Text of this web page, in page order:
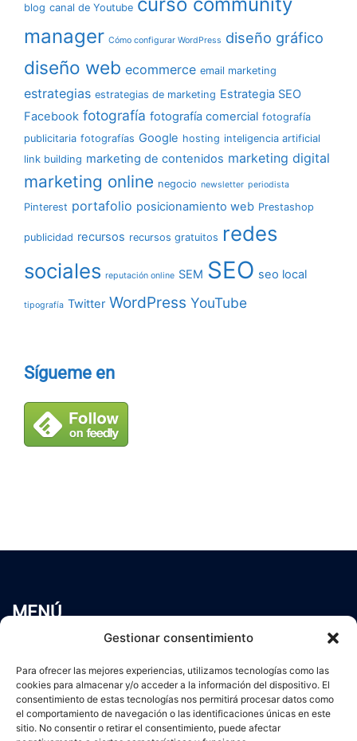
Gestionar consentimiento
Para ofrecer las mejores experiencias, utilizamos tecnologías como las
cookies para almacenar y/o acceder a la información del dispositivo. El
consentimiento de estas tecnologías nos permitirá procesar datos como
el comportamiento de navegación o las identificaciones únicas en este
sitio. No consentir o retirar el consentimiento, puede afectar
blog canal de Youtube
manager Cómo configurar WordPress diseño gráfico
diseño web ecommerce email marketing
estrategias estrategias de marketing Estrategia SEO
Facebook fotografía fotografía comercial fotografía
publicitaria fotografías Google hosting inteligencia artificial
link building marketing de contenidos marketing digital
marketing online negocio newsletter periodista
Pinterest portafolio posicionamiento web Prestashop
publicidad recursos recursos gratuitos redes
sociales reputación online SEM SEO seo local
tipografía Twitter WordPress YouTube
Sígueme en
MENÚ
Servicios
Blog
Contacto
Aviso Legal